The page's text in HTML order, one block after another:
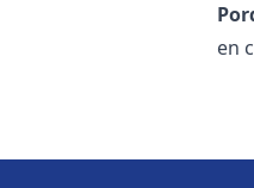
en